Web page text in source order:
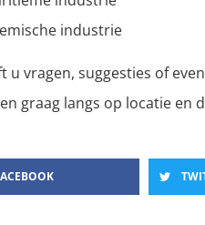
industrie
u vragen, suggesties of
graag langs op locatie en